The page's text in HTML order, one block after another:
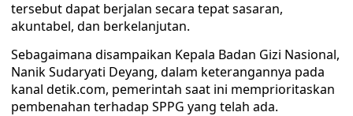
tersebut dapat berjalan secara tepat sasaran,
akuntabel, dan berkelanjutan.
Sebagaimana disampaikan Kepala Badan Gizi Nasional,
Nanik Sudaryati Deyang, dalam keterangannya pada
kanal detik.com, pemerintah saat ini memprioritaskan
pembenahan terhadap SPPG yang telah ada.